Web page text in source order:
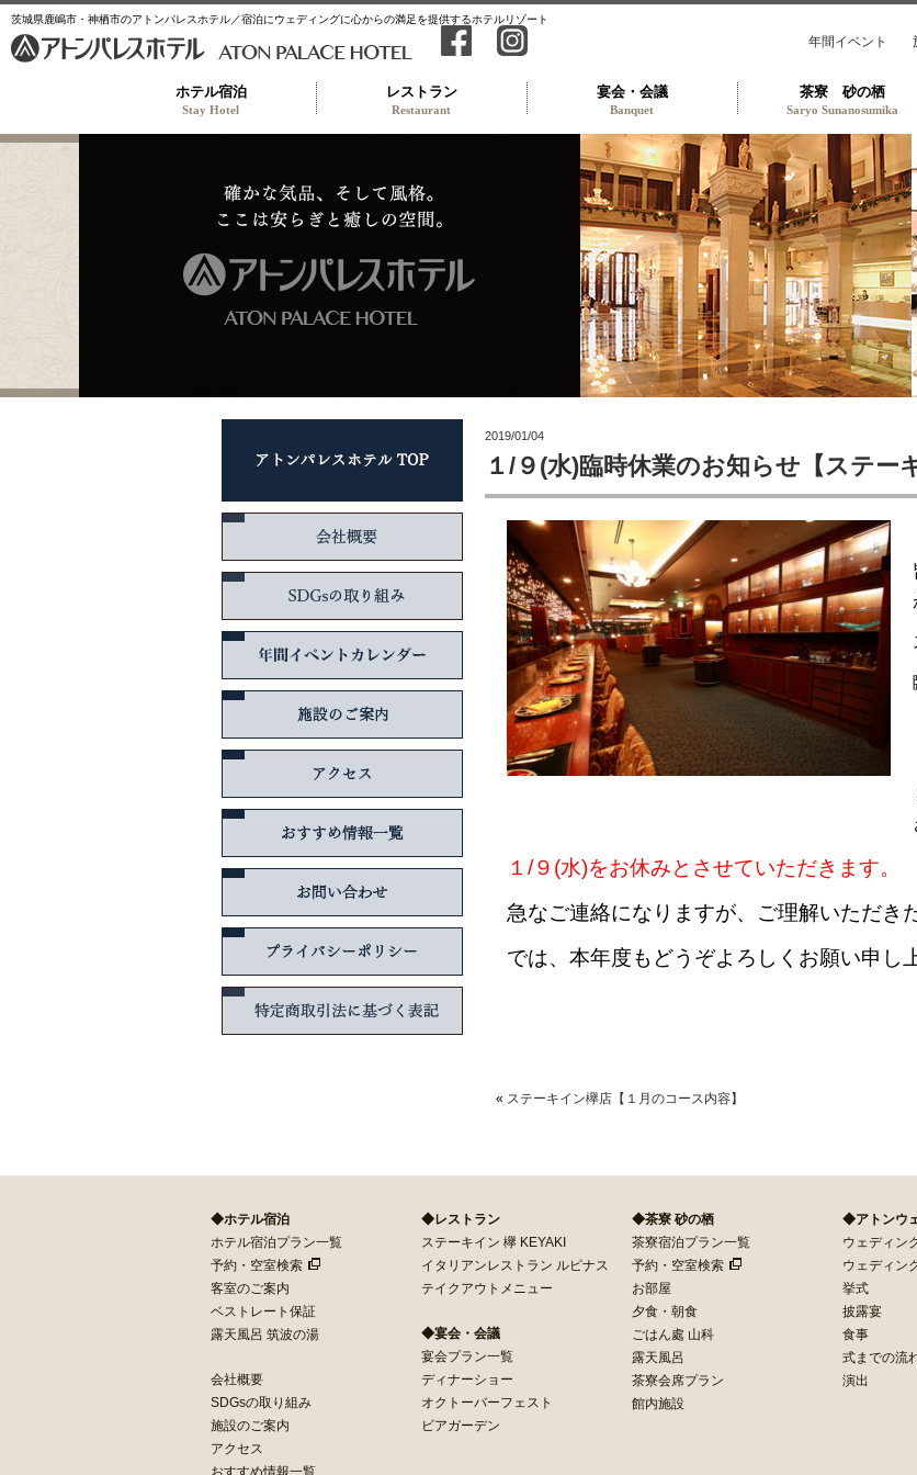
茨城県鹿嶋市・神栖市のアトンパレスホテル／宿泊にウェディングに心からの満足を提供するホテルリゾート
年間イベント
ホテル宿泊
Stay Hotel
レストラン
Restaurant
宴会・会議
Banquet
茶寮 砂の栖
Saryo Sunanosumika
2019/01/04
１/９(水)臨時休業のお知らせ【ステー
１/９(水)をお休みとさせていただきます。
急なご連絡になりますが、ご理解いただき
では、本年度もどうぞよろしくお願い申し
« ステーキイン欅店【１月のコース内容】
アトンパレスホテル TOP
会社概要
SDGsの取り組み
年間イベントカレンダー
施設のご案内
アクセス
お問い合わせ
◆ホテル宿泊
ホテル宿泊プラン一覧
予約・空室検索
客室のご案内
ベストレート保証
露天風呂 筑波の湯
会社概要
SDGsの取り組み
施設のご案内
アクセス
おすすめ情報一覧
◆レストラン
ステーキイン 欅 KEYAKI
イタリアンレストラン ルピナス
テイクアウトメニュー
◆宴会・会議
宴会プラン一覧
ディナーショー
オクトーバーフェスト
ビアガーデン
◆茶寮 砂の栖
茶寮宿泊プラン一覧
予約・空室検索
お部屋
夕食・朝食
ごはん處 山科
露天風呂
茶寮会席プラン
館内施設
◆アトンウ
ウェディン
ウェディン
挙式
披露宴
食事
式までの流
演出